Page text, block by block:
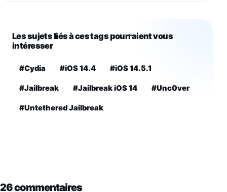
Les sujets liés à ces tags pourraient vous
intéresser
#Cydia #iOS 14.4 #iOS 14.5.1
#Jailbreak #Jailbreak iOS 14 #Unc0ver
#Untethered Jailbreak
26 commentaires